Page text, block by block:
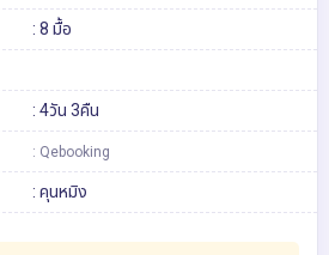
: 8 มื้อ
: 4วัน 3คืน
: Qebooking
: คุนหมิง